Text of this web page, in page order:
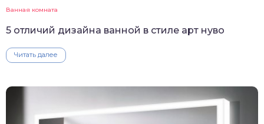
Ванная комната
5 отличий дизайна ванной в стиле арт нуво
Читать далее